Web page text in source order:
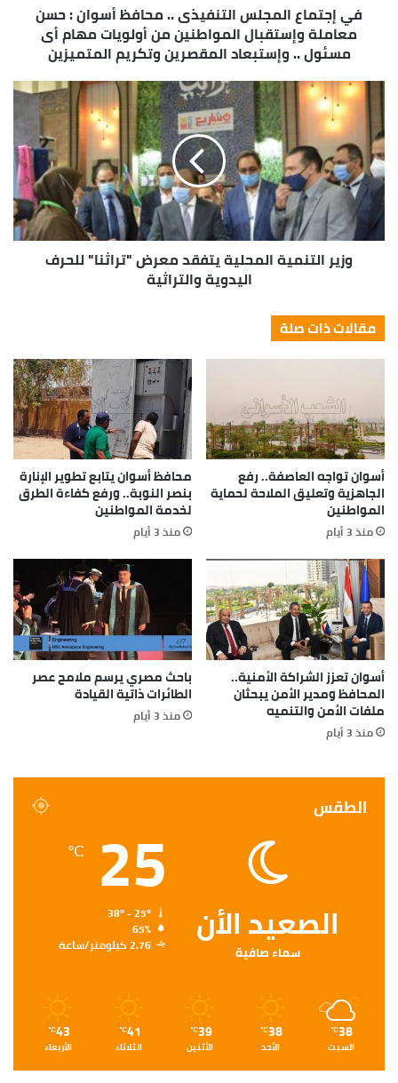
في إجتماع المجلس التنفيذى .. محافظ أسوان : حسن
معاملة وإستقبال المواطنين من أولويات مهام أى
مسئول .. وإستبعاد المقصرين وتكريم المتميزين
وزير التنمية المحلية يتفقد معرض "تراثنا" للحرف
اليدوية والتراثية
مقالات ذات صلة
أسوان تواجه العاصفة.. رفع
الجاهزية وتعليق الملاحة لحماية
المواطنين
منذ 3 أيام
محافظ أسوان يتابع تطوير الإنارة
بنصر النوبة.. ورفع كفاءة الطرق
لخدمة المواطنين
منذ 3 أيام
أسوان تعزز الشراكة الأمنية..
المحافظ ومدير الأمن يبحثان
ملفات الأمن والتنميه
منذ 3 أيام
باحث مصري يرسم ملامح عصر
الطائرات ذاتية القيادة
منذ 3 أيام
الطقس
الصعيد الأن
سماء صافية
25
℃
65%
2.76 كيلومتر/ساعة
38
℃
السبت
38
℃
الأحد
39
℃
الأثنين
41
℃
الثلاثاء
43
℃
الأربعاء